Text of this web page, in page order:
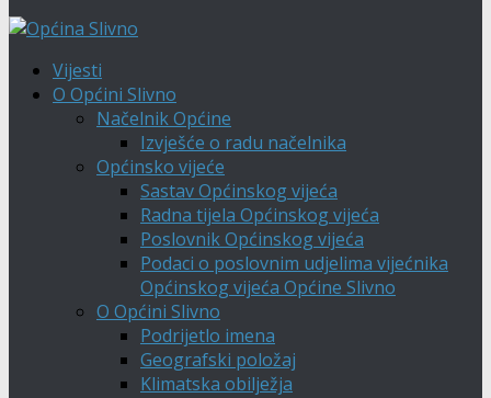
Vijesti
O Općini Slivno
Načelnik Općine
Izvješće o radu načelnika
Općinsko vijeće
Sastav Općinskog vijeća
Radna tijela Općinskog vijeća
Poslovnik Općinskog vijeća
Podaci o poslovnim udjelima vijećnika
Općinskog vijeća Općine Slivno
O Općini Slivno
Podrijetlo imena
Geografski položaj
Klimatska obilježja